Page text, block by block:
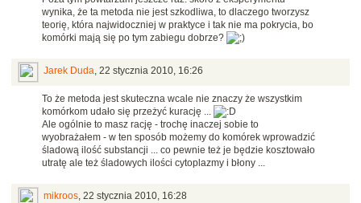
wynika, że ta metoda nie jest szkodliwa, to dlaczego tworzysz
teorię, która najwidoczniej w praktyce i tak nie ma pokrycia, bo
komórki mają się po tym zabiegu dobrze?
Jarek Duda, 22 stycznia 2010, 16:26
To że metoda jest skuteczna wcale nie znaczy że wszystkim
komórkom udało się przeżyć kurację ...
Ale ogólnie to masz rację - trochę inaczej sobie to
wyobrażałem - w ten sposób możemy do komórek wprowadzić
śladową ilość substancji ... co pewnie też je będzie kosztowało
utratę ale też śladowych ilości cytoplazmy i błony ...
mikroos, 22 stycznia 2010, 16:28